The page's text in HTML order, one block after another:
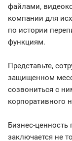
файлами,
компании для
по истории
функциям.
Представьте,
защищенном
созвониться с
корпоративного
Бизнес-
заключается не